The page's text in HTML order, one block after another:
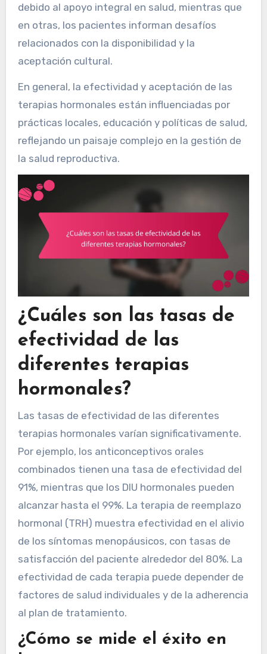
debido al apoyo integral en salud, mientras que
en otras, los pacientes informan desafíos
relacionados con la disponibilidad y la
aceptación cultural.
En general, la efectividad y aceptación de las
terapias hormonales están influenciadas por
prácticas locales, educación y políticas de salud,
reflejando un paisaje complejo en la gestión de
la salud reproductiva.
¿Cuáles son las tasas de
efectividad de las
diferentes terapias
hormonales?
Las tasas de efectividad de las diferentes
terapias hormonales varían significativamente.
Por ejemplo, los anticonceptivos orales
combinados tienen una tasa de efectividad del
91%, mientras que los DIU hormonales pueden
alcanzar hasta el 99%. La terapia de reemplazo
hormonal (TRH) muestra efectividad en el alivio
de los síntomas menopáusicos, con tasas de
satisfacción del paciente alrededor del 80%. La
efectividad de cada terapia puede depender de
factores de salud individuales y de la adherencia
al plan de tratamiento.
¿Cómo se mide el éxito en